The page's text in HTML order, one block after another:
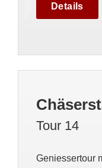
Details
Tour 14
Geniessertour